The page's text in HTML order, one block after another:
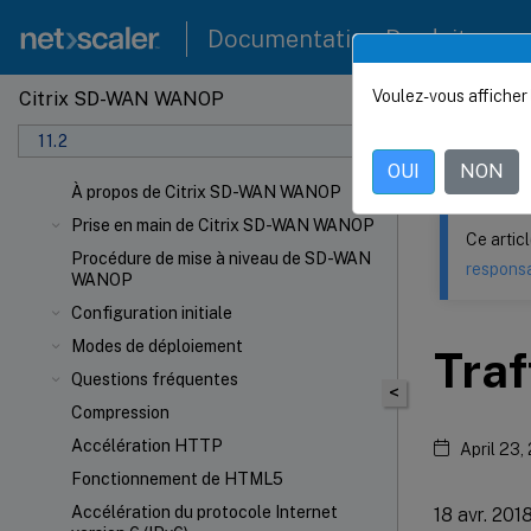
Documentation Produit
Citrix SD-WAN WANOP
11.2
À propos de Citrix SD-WAN WANOP
Prise en main de Citrix SD-WAN WANOP
Procédure de mise à niveau de SD-WAN
WANOP
Configuration initiale
Modes de déploiement
Questions fréquentes
Compression
Accélération HTTP
Fonctionnement de HTML5
Accélération du protocole Internet
Ce contenu a
Citrix
<
Ce
April 23,
18 avr. 2018
Voulez-vous
OUI NON